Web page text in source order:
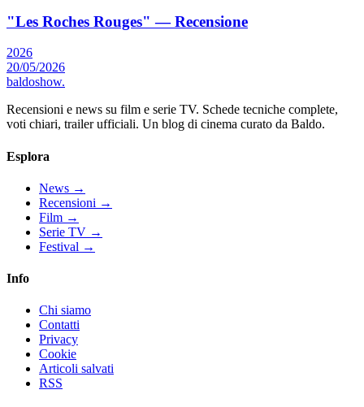
"Les Roches Rouges" — Recensione
2026
20/05/2026
baldoshow.
Recensioni e news su film e serie TV. Schede tecniche complete,
voti chiari, trailer ufficiali. Un blog di cinema curato da Baldo.
Esplora
News →
Recensioni →
Film →
Serie TV →
Festival →
Info
Chi siamo
Contatti
Privacy
Cookie
Articoli salvati
RSS